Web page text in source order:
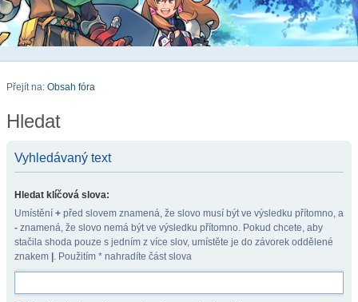
Přejít na: Obsah fóra
Hledat
Vyhledávaný text
Hledat klíčová slova:
Umístění + před slovem znamená, že slovo musí být ve výsledku přítomno, a
- znamená, že slovo nemá být ve výsledku přítomno. Pokud chcete, aby
stačila shoda pouze s jedním z více slov, umístěte je do závorek oddělené
znakem . Použitím * nahradíte část slova